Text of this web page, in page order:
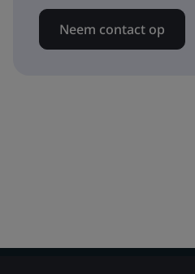
Neem contact op